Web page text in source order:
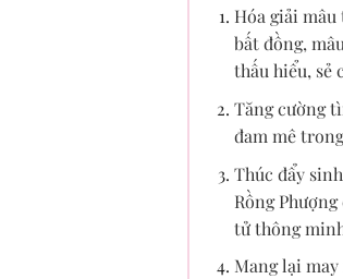
Hóa giải
bất đồng,
thấu hiểu, sẻ
Tăng cường
đam mê
Thúc đẩy
Rồng
tử thông
Mang lại